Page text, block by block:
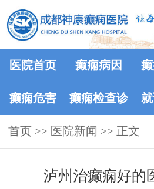
医院首页 癫痫病因
癫痫危害 癫痫检查诊
断
首页 >> 医院新闻 >> 正文
泸州治癫痫好的